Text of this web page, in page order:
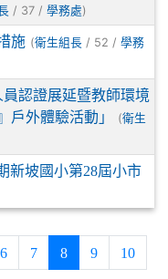
/ 37 / 學務處)
施 (衛生組長 / 52 / 學務
員認證展延暨教師環境
戶外體驗活動」
(衛生
新坡國小第28屆小市
6 7 8(current)
9 10